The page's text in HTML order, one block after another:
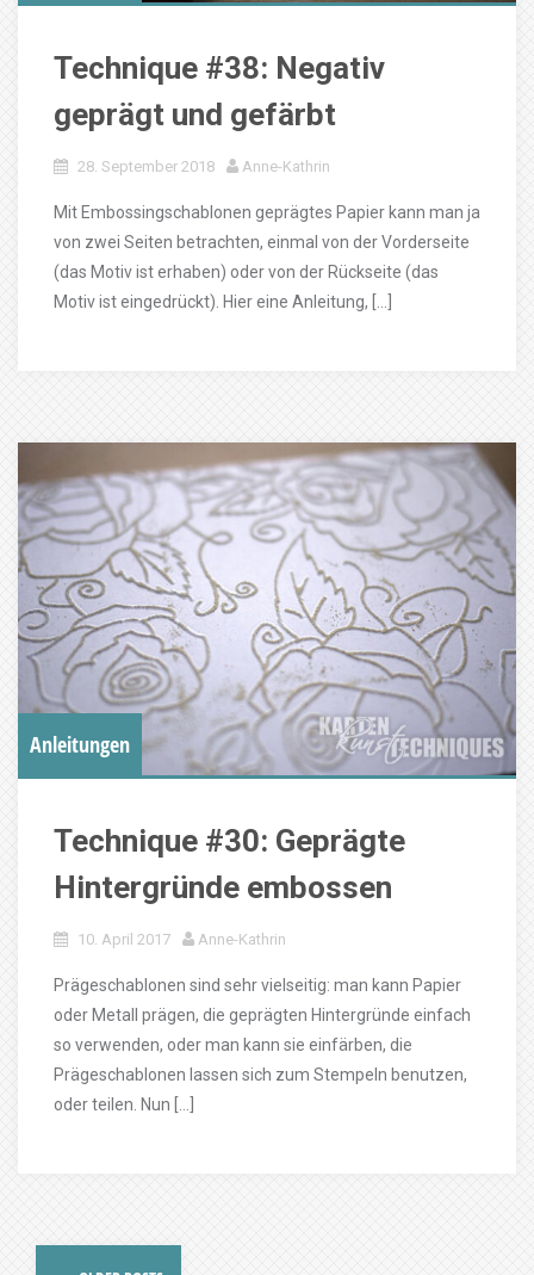
Technique #38: Negativ
geprägt und gefärbt
28. September 2018 Anne-Kathrin
Mit Embossingschablonen geprägtes Papier kann man ja
von zwei Seiten betrachten, einmal von der Vorderseite
(das Motiv ist erhaben) oder von der Rückseite (das
Motiv ist eingedrückt). Hier eine Anleitung, […]
Anleitungen
Technique #30: Geprägte
Hintergründe embossen
10. April 2017 Anne-Kathrin
Prägeschablonen sind sehr vielseitig: man kann Papier
oder Metall prägen, die geprägten Hintergründe einfach
so verwenden, oder man kann sie einfärben, die
Prägeschablonen lassen sich zum Stempeln benutzen,
oder teilen. Nun […]